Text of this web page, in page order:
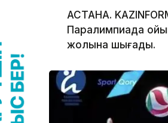
АСТАНА.
Паралимпиада
жолына шығады.